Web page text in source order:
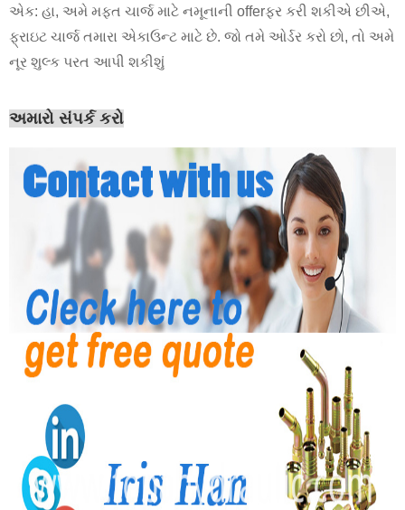
એક: હા, અમે મફત ચાર્જ માટે નમૂનાની offerફર કરી શકીએ છીએ,
ફ્રાઇટ ચાર્જ તમારા એકાઉન્ટ માટે છે. જો તમે ઓર્ડર કરો છો, તો અમે
નૂર શુલ્ક પરત આપી શકીશું
અમારો સંપર્ક કરો